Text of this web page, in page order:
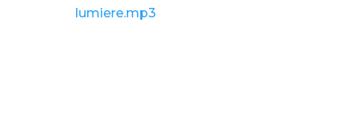
lumiere.mp3